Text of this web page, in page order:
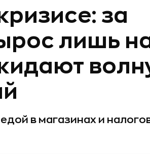
за
лишь
в магазинах и